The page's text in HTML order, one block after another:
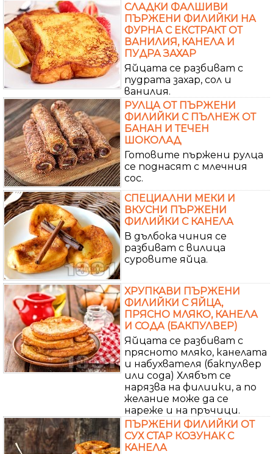
СЛАДКИ ФАЛШИВИ
ПЪРЖЕНИ ФИЛИЙКИ НА
ФУРНА С ЕКСТРАКТ ОТ
ВАНИЛИЯ, КАНЕЛА И
ПУДРА ЗАХАР
Яйцата се разбиват с
пудрата захар, сол и
ванилия.
РУЛЦА ОТ ПЪРЖЕНИ
ФИЛИЙКИ С ПЪЛНЕЖ ОТ
БАНАН И ТЕЧЕН
ШОКОЛАД
Готовите пържени рулца
се поднасят с млечния
сос.
СПЕЦИАЛНИ МЕКИ И
ВКУСНИ ПЪРЖЕНИ
ФИЛИЙКИ С КАНЕЛА
В дълбока чиния се
разбиват с вилица
суровите яйца.
ХРУПКАВИ ПЪРЖЕНИ
ФИЛИЙКИ С ЯЙЦА,
ПРЯСНО МЛЯКО, КАНЕЛА
И СОДА (БАКПУЛВЕР)
Яйцата се разбиват с
прясното мляко, канелата
и набухвателя (бакпулвер
или сода) Хлябът се
нарязва на филиики, а по
желание може да се
нареже и на пръчици.
ПЪРЖЕНИ ФИЛИЙКИ ОТ
СУХ СТАР КОЗУНАК С
КАНЕЛА